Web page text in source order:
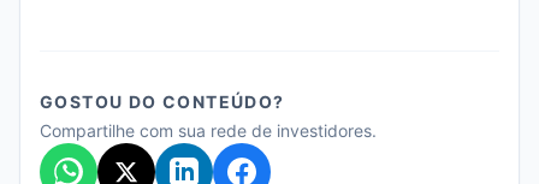
GOSTOU DO CONTEÚDO?
Compartilhe com sua rede de investidores.